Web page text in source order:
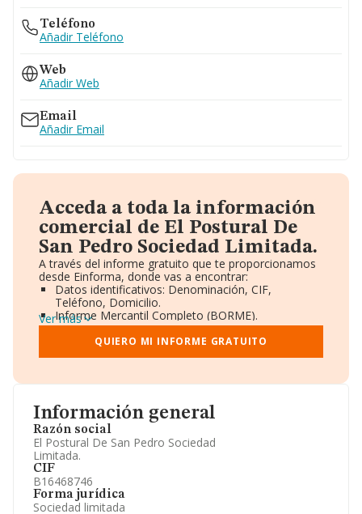
Información general
Razón social
El Postural De San Pedro Sociedad
Limitada.
CIF
B16468746
Forma jurídica
Sociedad limitada
Teléfono
Añadir Teléfono
Web
Añadir Web
Email
Añadir Email
Acceda a toda la información
comercial de El Postural De
San Pedro Sociedad Limitada.
A través del informe gratuito que te proporcionamos
desde Einforma, donde vas a encontrar:
Datos identificativos: Denominación, CIF,
Teléfono, Domicilio.
Informe Mercantil Completo (BORME).
Gráficos de Evolución Ventas y Empleados.
Consejo de Administración y Administradores.
Directivos y Ejecutivos.
Información oficial y registral complementaria.
Ver más
QUIERO MI INFORME GRATUITO